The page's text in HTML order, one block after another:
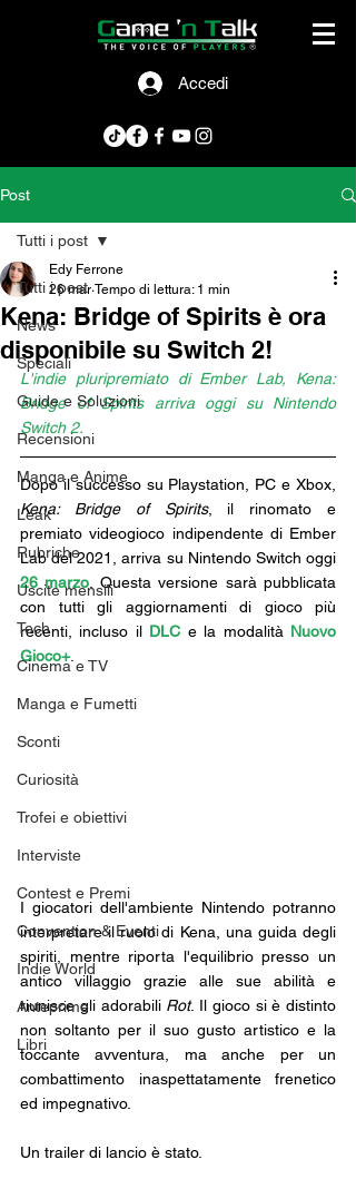
Accedi
Post
Tutti i post
News
Speciali
Guide e Soluzioni
Recensioni
Manga e Anime
Leak
Rubriche
Uscite mensili
Tech
Cinema e TV
Manga e Fumetti
Sconti
Curiosità
Trofei e obiettivi
Interviste
Contest e Premi
Convention & Eventi
Indie World
Anteprime
Libri
Tutti i post
Kena: Bridge of Spirits è ora
disponibile su Switch 2!
Edy Ferrone
26 mar Tempo di lettura: 1 min
L'indie pluripremiato di Ember Lab, Kena:
Bridge of Spirits arriva oggi su Nintendo
Switch 2.
Kena: Bridge of Spirits, il rinomato e
premiato videogioco indipendente di Ember
26 marzo . Questa versione sarà pubblicata
con tutti gli aggiornamenti di gioco più
recenti, incluso il DLC e la modalità Nuovo
Gioco+.
I giocatori dell'ambiente Nintendo potranno
interpretare il ruolo di Kena, una guida degli
spiriti, mentre riporta l'equilibrio presso un
antico villaggio grazie alle sue abilità e
riunisce gli adorabili Rot. Il gioco si è distinto
non soltanto per il suo gusto artistico e la
toccante avventura, ma anche per un
combattimento inaspettatamente frenetico
ed impegnativo.
Un trailer di lancio è stato.